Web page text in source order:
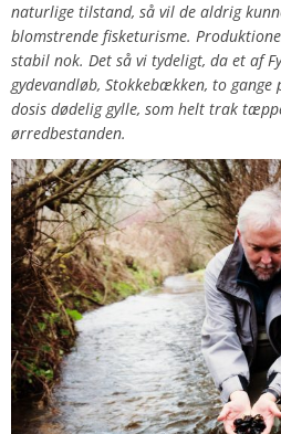
naturlige tilstand, så vil de aldrig
blomstrende fisketurisme.
stabil nok. Det så vi tydeligt, da et af
gydevandløb, Stokkebækken, to
dosis dødelig gylle, som helt trak
ørredbestanden.